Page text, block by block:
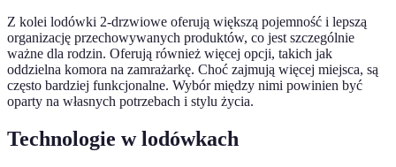
Z kolei lodówki 2-drzwiowe oferują większą pojemność i lepszą
organizację przechowywanych produktów, co jest szczególnie
ważne dla rodzin. Oferują również więcej opcji, takich jak
oddzielna komora na zamrażarkę. Choć zajmują więcej miejsca, są
często bardziej funkcjonalne. Wybór między nimi powinien być
oparty na własnych potrzebach i stylu życia.
Technologie w lodówkach